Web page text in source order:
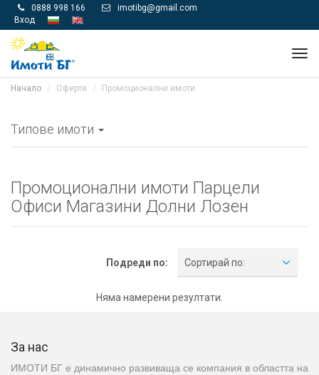
 0888 998 166 
imotibg@gmail.com
Вход
Начало Оферти Промоционални имоти
Типове имоти
Промоционални имоти Парцели
Офиси Магазини Долни Лозен
Подреди по: Сортирай по:
Няма намерени резултати.
За нас
ИМОТИ БГ е динамично развиваща се компания в областта на